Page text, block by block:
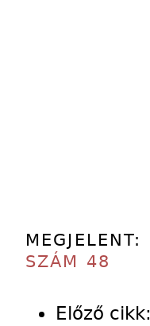
MEGJELENT:
SZÁM 48
Előző cikk: